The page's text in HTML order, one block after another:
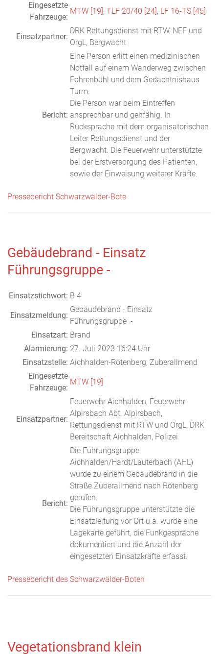
Eingesetzte
Fahrzeuge:
MTW [19], TLF 20/40 [24], LF 16-TS [45]
Einsatzpartner:
DRK Rettungsdienst mit RTW, NEF und
OrgL, Bergwacht
Bericht:
Eine Person erlitt einen medizinischen
Notfall auf einem Wanderweg zwischen
Fohrenbühl und dem Gedächtnishaus
Turm.
Die Person war beim Eintreffen
ansprechbar und gehfähig. In
Rücksprache mit dem organisatorischen
Leiter Rettungsdienst und der
Bergwacht. Die Feuerwehr unterstützte
bei der Erstversorgung des Patienten,
sowie der Einweisung weiterer Kräfte.
Pressebericht Schwarzwälder-Bote
Gebäudebrand - Einsatz
Führungsgruppe -
Einsatzstichwort: B 4
Einsatzmeldung:
Gebäudebrand - Einsatz
Führungsgruppe -
Einsatzart: Brand
Alarmierung: 27. Juli 2023 16:24 Uhr
Einsatzstelle: Aichhalden-Rötenberg, Zuberallmend
Eingesetzte
Fahrzeuge:
MTW [19]
Einsatzpartner:
Feuerwehr Aichhalden, Feuerwehr
Alpirsbach Abt. Alpirsbach,
Rettungsdienst mit RTW und OrgL, DRK
Bereitschaft Aichhalden, Polizei
Bericht:
Die Führungsgruppe
Aichhalden/Hardt/Lauterbach (AHL)
wurde zu einem Gebäudebrand in die
Straße Zuberallmend nach Rötenberg
gerufen.
Die Führungsgruppe unterstützte die
Einsatzleitung vor Ort u.a. wurde eine
Lagekarte geführt, die Funkgespräche
dokumentiert und die Anzahl der
eingesetzten Einsatzkräfte erfasst.
Pressebericht des Schwarzwälder-Boten
Vegetationsbrand klein